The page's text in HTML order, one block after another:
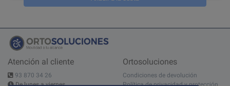
Atención al cliente
93 870 34 26
Ortosoluciones
Condiciones de devolución